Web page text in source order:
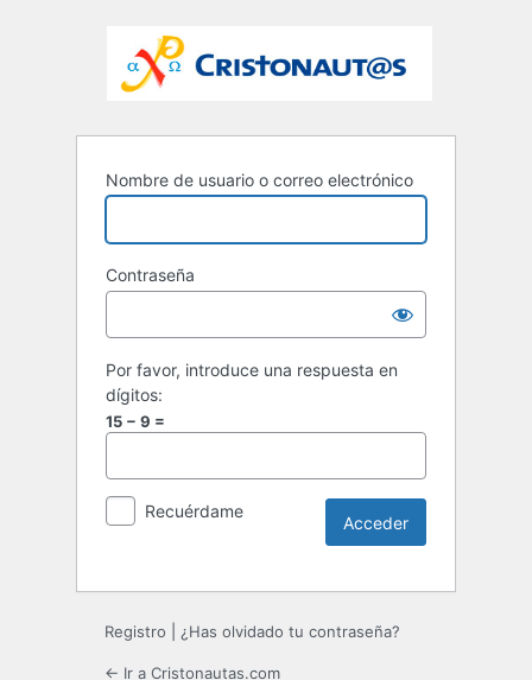
Nombre de usuario o correo electrónico
Contraseña
Por favor, introduce una respuesta en
dígitos:
15 − 9 =
Recuérdame
Registro ¿Has olvidado tu contraseña?
← Ir a Cristonautas.com